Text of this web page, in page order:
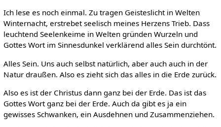
Ich lese es noch einmal. Zu tragen Geisteslicht in Welten
Winternacht, erstrebet seelisch meines Herzens Trieb. Dass
leuchtend Seelenkeime in Welten gründen Wurzeln und
Gottes Wort im Sinnesdunkel verklärend alles Sein durchtönt.
Alles Sein. Uns auch selbst natürlich, aber auch auch in der
Natur draußen. Also es zieht sich das alles in die Erde zurück.
Also es ist der Christus dann ganz bei der Erde. Das ist das
Gottes Wort ganz bei der Erde. Auch da gibt es ja ein
gewisses Schwanken, ein Ausdehnen und Zusammenziehen.